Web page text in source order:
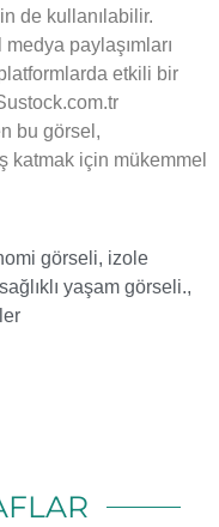
de kullanılabilir.
paylaşımları
etkili bir
bu görsel,
katmak için mükemmel
görseli, izole
sağlıklı yaşam görseli.,